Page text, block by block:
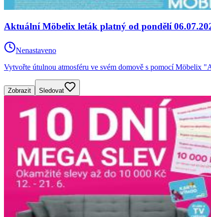
Aktuální Möbelix leták platný od pondělí
Nenastaveno
Vytvořte útulnou atmosféru ve svém domově s pomocí Möbelix
Zobrazit Sledovat